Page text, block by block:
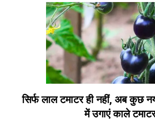
सिर्फ लाल टमाटर ही नहीं, अब कुछ
में उगाएं काले